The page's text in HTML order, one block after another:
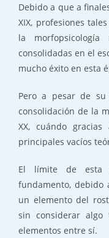
Debido a que a
XIX, profesiones
la
consolidadas en el
mucho éxito en esta
Pero a pesar de
consolidación de la
XX, cuándo
principales vacíos
El límite de esta
fundamento, debido
un elemento del
sin considerar
elementos entre sí.